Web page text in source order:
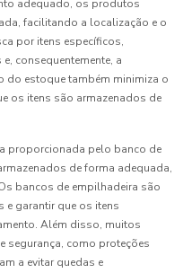
adequado, os produtos
facilitando a localização e o
por itens específicos,
consequentemente, a
do estoque também minimiza o
os itens são armazenados de
proporcionada pelo banco de
de forma adequada,
bancos de empilhadeira são
garantir que os itens
Além disso, muitos
segurança, como proteções
a evitar quedas e